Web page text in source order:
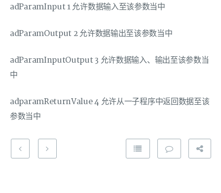
adParamInput 1 允许数据输入至该参数当中
adParamOutput 2 允许数据输出至该参数当中
adParamInputOutput 3 允许数据输入、输出至该参数当
中
adparamReturnValue 4 允许从一子程序中返回数据至该
参数当中